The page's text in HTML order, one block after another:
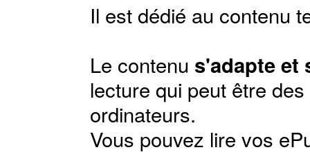
Il est dédié au contenu
Le contenu s'adapte et
lecture qui peut être
ordinateurs.
Vous pouvez lire vos